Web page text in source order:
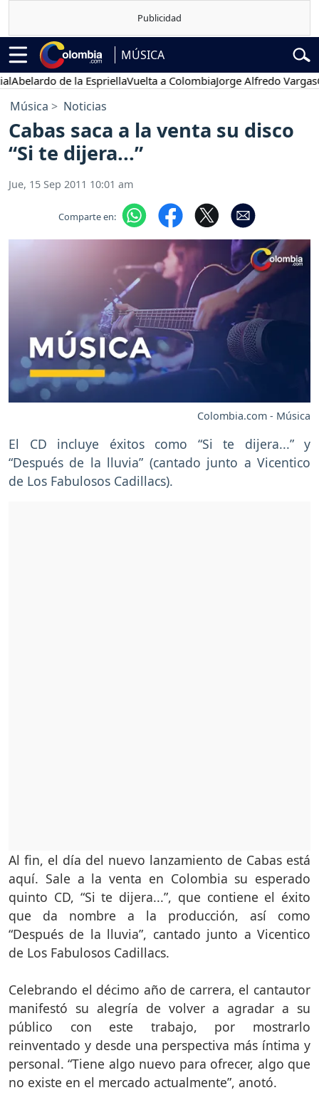
MÚSICA
de la EspriellaVuelta a ColombiaJorge Alfredo Vargas
Música Noticias
Cabas saca a la venta su disco
“Si te dijera...”
Jue, 15 Sep 2011 10:01 am
Comparte en:
Colombia.com - Música
El CD incluye éxitos como “Si te dijera...” y
“Después de la lluvia” (cantado junto a Vicentico
de Los Fabulosos Cadillacs).
Al fin, el día del nuevo lanzamiento de Cabas está
aquí. Sale a la venta en Colombia su esperado
quinto CD, “Si te dijera...”, que contiene el éxito
que da nombre a la producción, así como
“Después de la lluvia”, cantado junto a Vicentico
de Los Fabulosos Cadillacs.
Celebrando el décimo año de carrera, el cantautor
manifestó su alegría de volver a agradar a su
público con este trabajo, por mostrarlo
reinventado y desde una perspectiva más íntima y
personal. “Tiene algo nuevo para ofrecer, algo que
no existe en el mercado actualmente”, anotó.